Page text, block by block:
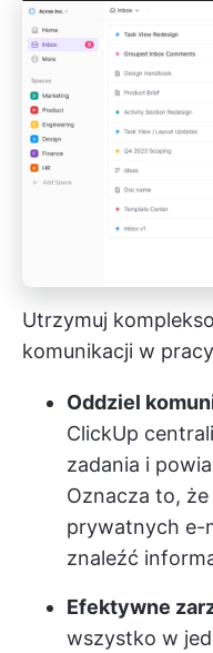
Utrzymuj
komunikacji w
Oddziel
ClickUp
zadania i
Oznacza to,
prywatnych e-
znaleźć
Efektywne
wszystko w